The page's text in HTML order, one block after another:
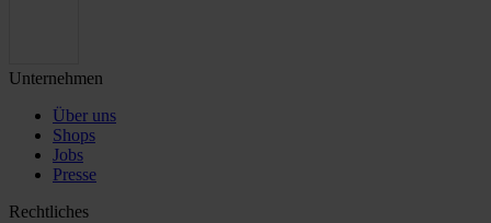
Unternehmen
Über uns
Shops
Jobs
Presse
Rechtliches